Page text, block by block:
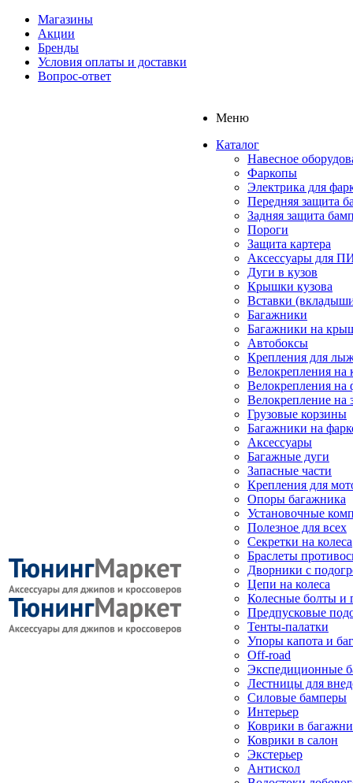
Магазины
Акции
Бренды
Условия оплаты и доставки
Вопрос-ответ
Меню
Каталог
Навесное
Фаркопы
Электрика для
Передняя защита
Задняя защита
Пороги
Защита картера
Аксессуары для
Дуги в кузов
Крышки кузова
Вставки
Багажники
Багажники на
Автобоксы
Крепления для
Велокрепления
Велокрепления на
Велокрепление на
Грузовые корзины
Багажники на
Аксессуары
Багажные дуги
Запасные части
Крепления для
Опоры багажника
Установочные
Полезное для всех
Секретки на колеса
Браслеты
Дворники с
Цепи на колеса
Колесные болты и
Предпусковые
Тенты-палатки
Упоры капота и
Off-road
Экспедиционные
Лестницы для
Силовые бамперы
Интерьер
Коврики в
Коврики в салон
Экстерьер
Антискол